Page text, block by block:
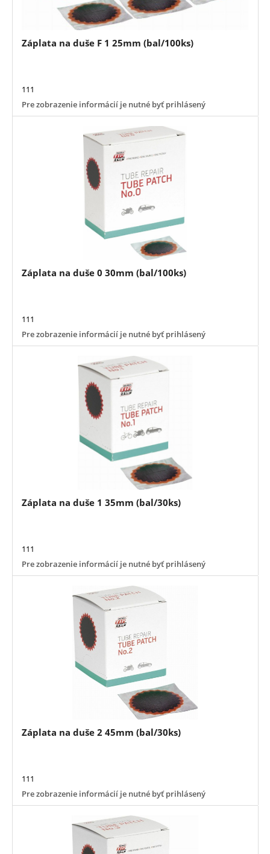
Záplata na duše F 1 25mm (bal/100ks)
111
Pre zobrazenie informácií je nutné byť prihlásený
Záplata na duše 0 30mm (bal/100ks)
111
Pre zobrazenie informácií je nutné byť prihlásený
Záplata na duše 1 35mm (bal/30ks)
111
Pre zobrazenie informácií je nutné byť prihlásený
Záplata na duše 2 45mm (bal/30ks)
111
Pre zobrazenie informácií je nutné byť prihlásený